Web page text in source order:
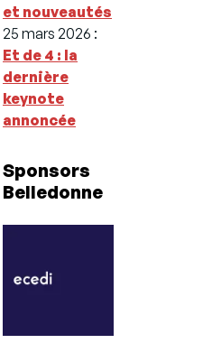
et nouveautés
25 mars 2026 :
Et de 4 : la
dernière
keynote
annoncée
Sponsors
Belledonne